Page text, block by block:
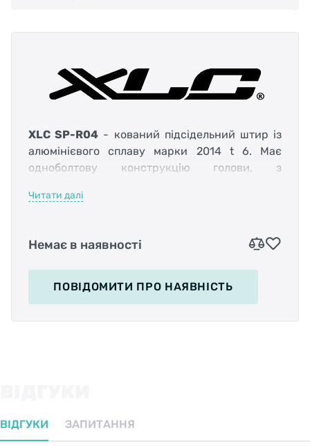
XLC SP-R04 - кований підсідельний штир із
алюмінієвого сплаву марки 2014 t 6. Має
одноболтову конструкцію голови, з
застосування інструменту. Регулювання
частині голови. На штирі нанесена шкала для
більш зручного та точного налаштування
висоти.
Читати далі
Немає в наявності
ПОВІДОМИТИ ПРО НАЯВНІСТЬ
ВІДГУКИ ЗАПИТАННЯ